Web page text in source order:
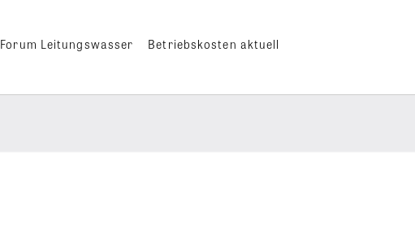
Forum Leitungswasser Betriebskosten aktuell